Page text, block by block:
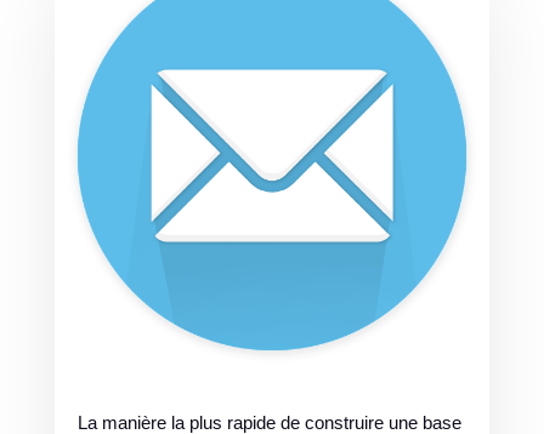
La manière la plus rapide de construire une base